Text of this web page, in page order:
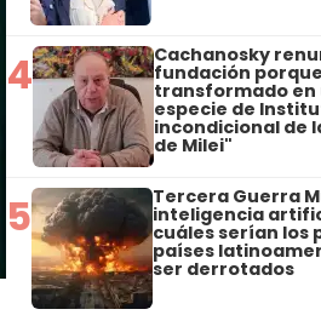
4 Cachanosky
fundación
transformado en
especie de
incondicional de
de Milei"
5 Tercera Guerra
inteligencia
cuáles serían los
países
ser derrotados